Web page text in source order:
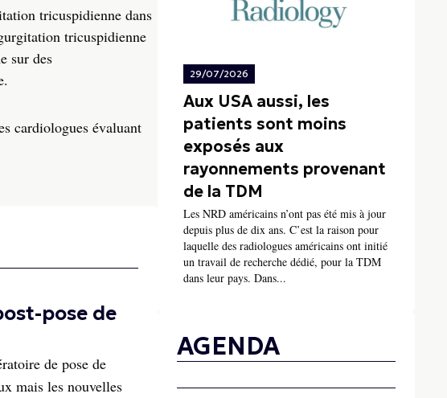
tricuspidienne dans
tricuspidienne
sur des
cardiologues évaluant
pose de
de pose de
mais les nouvelles
29/07/2026
Aux USA aussi, les
patients sont moins
exposés aux
rayonnements provenant
de la TDM
Les NRD américains n’ont pas été mis à jour
depuis plus de dix ans. C’est la raison pour
laquelle des radiologues américains ont initié
un travail de recherche dédié, pour la TDM
dans leur pays. Dans...
AGENDA